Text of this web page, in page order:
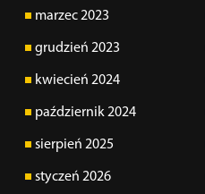
marzec 2023
grudzień 2023
kwiecień 2024
październik 2024
sierpień 2025
styczeń 2026